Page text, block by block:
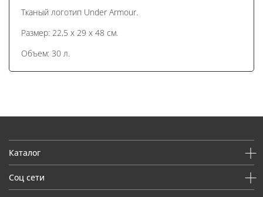
Тканый логотип Under Armour.
Размер: 22,5 х 29 х 48 см.
Объем: 30 л.
Каталог
Соц сети